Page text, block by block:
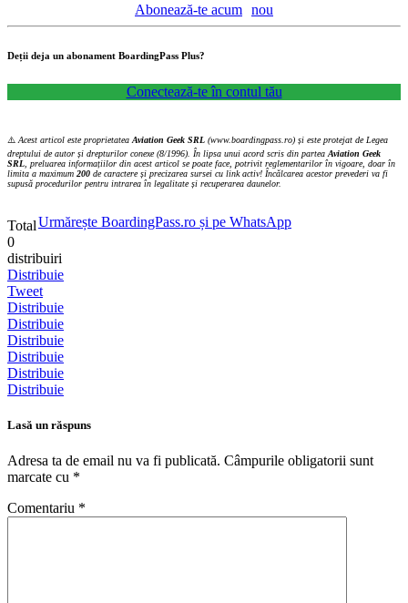
Abonează-te acum nou
Deții deja un abonament BoardingPass Plus?
Conectează-te în contul tău
⚠️ Acest articol este proprietatea Aviation Geek SRL (www.boardingpass.ro) și este protejat de Legea
dreptului de autor și drepturilor conexe (8/1996). În lipsa unui acord scris din partea Aviation Geek
SRL , preluarea informațiilor din acest articol se poate face, potrivit reglementarilor în vigoare, doar în
limita a maximum 200 de caractere și precizarea sursei cu link activ! Încălcarea acestor prevederi va fi
supusă procedurilor pentru intrarea în legalitate și recuperarea daunelor.
Urmărește BoardingPass.ro și pe WhatsApp
Total
0
distribuiri
Distribuie
Tweet
Distribuie
Distribuie
Distribuie
Distribuie
Distribuie
Distribuie
Lasă un răspuns
Adresa ta de email nu va fi publicată. Câmpurile obligatorii sunt
marcate cu *
Comentariu *